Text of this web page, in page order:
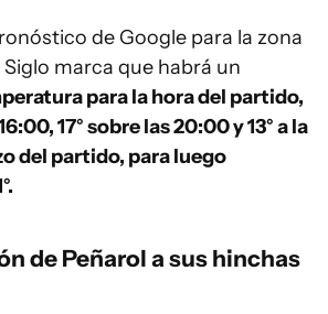
de Google para la zona
marca que habrá un
para la hora del partido,
17° sobre las 20:00 y 13° a la
del partido, para luego
de Peñarol a sus hinchas